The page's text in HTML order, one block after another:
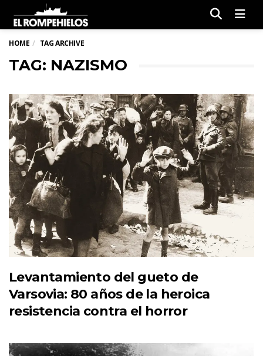
HOME TAG ARCHIVE
TAG: NAZISMO
Levantamiento del gueto de
Varsovia: 80 años de la heroica
resistencia contra el horror